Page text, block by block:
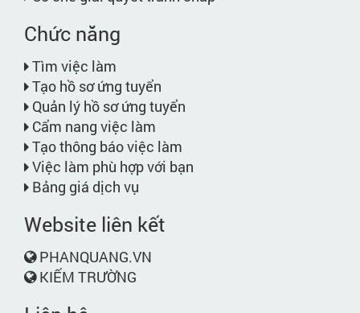
Chức năng
Tìm việc làm
Tạo hồ sơ ứng tuyển
Quản lý hồ sơ ứng tuyển
Cẩm nang việc làm
Tạo thông báo việc làm
Việc làm phù hợp với bạn
Bảng giá dịch vụ
Website liên kết
PHANQUANG.VN
KIẾM TRƯỜNG